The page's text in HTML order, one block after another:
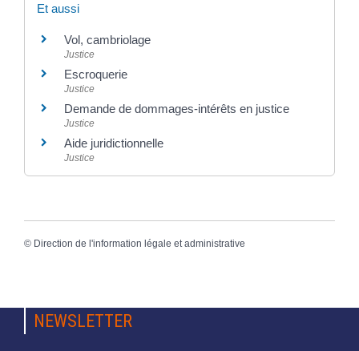
Et aussi
Vol, cambriolage
Justice
Escroquerie
Justice
Demande de dommages-intérêts en justice
Justice
Aide juridictionnelle
Justice
© Direction de l'information légale et administrative
NEWSLETTER